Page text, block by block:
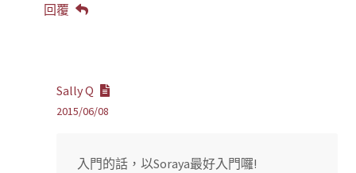
回覆
Sally Q
2015/06/08
入門的話，以Soraya最好入門囉!